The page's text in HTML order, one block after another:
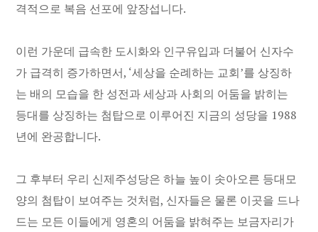
격적으로 복음 선포에 앞장섭니다.
이런 가운데 급속한 도시화와 인구유입과 더불어 신자수
가 급격히 증가하면서, ‘세상을 순례하는 교회’를 상징하
는 배의 모습을 한 성전과 세상과 사회의 어둠을 밝히는
등대를 상징하는 첨탑으로 이루어진 지금의 성당을 1988
년에 완공합니다.
그 후부터 우리 신제주성당은 하늘 높이 솟아오른 등대모
양의 첨탑이 보여주는 것처럼, 신자들은 물론 이곳을 드나
드는 모든 이들에게 영혼의 어둠을 밝혀주는 보금자리가